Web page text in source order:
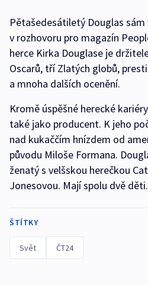
Pětašedesátiletý Douglas
v rozhovoru pro magazín
herce Kirka Douglase je
Oscarů, tří Zlatých globů,
a mnoha dalších ocenění.
Kromě úspěšné herecké
také jako producent. K jeho
nad kukaččím hnízdem od
původu Miloše Formana.
ženatý s velšskou herečkou
Jonesovou. Mají spolu dvě děti.
ŠTÍTKY
Svět ČT24